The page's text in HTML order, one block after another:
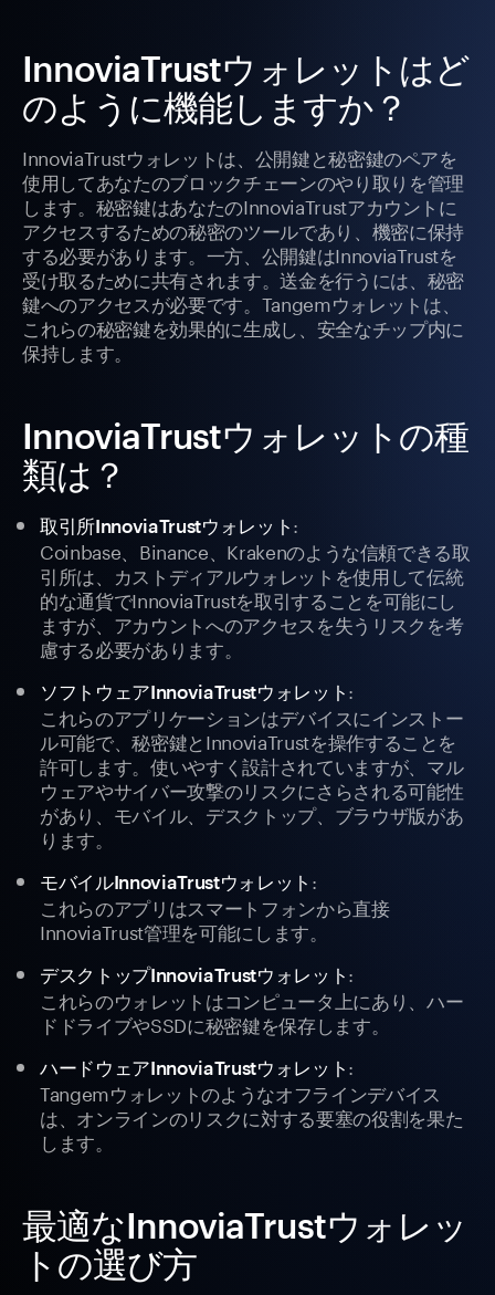
InnoviaTrustウォレットはど
のように機能しますか？
InnoviaTrustウォレットは、公開鍵と秘密鍵のペアを
使用してあなたのブロックチェーンのやり取りを管理
します。秘密鍵はあなたのInnoviaTrustアカウントに
アクセスするための秘密のツールであり、機密に保持
する必要があります。一方、公開鍵はInnoviaTrustを
受け取るために共有されます。送金を行うには、秘密
鍵へのアクセスが必要です。Tangemウォレットは、
これらの秘密鍵を効果的に生成し、安全なチップ内に
保持します。
InnoviaTrustウォレットの種
類は？
取引所InnoviaTrustウォレット :
Coinbase、Binance、Krakenのような信頼できる取
引所は、カストディアルウォレットを使用して伝統
的な通貨でInnoviaTrustを取引することを可能にし
ますが、アカウントへのアクセスを失うリスクを考
慮する必要があります。
ソフトウェアInnoviaTrustウォレット :
これらのアプリケーションはデバイスにインストー
ル可能で、秘密鍵とInnoviaTrustを操作することを
許可します。使いやすく設計されていますが、マル
ウェアやサイバー攻撃のリスクにさらされる可能性
があり、モバイル、デスクトップ、ブラウザ版があ
ります。
モバイルInnoviaTrustウォレット :
これらのアプリはスマートフォンから直接
InnoviaTrust管理を可能にします。
デスクトップInnoviaTrustウォレット :
これらのウォレットはコンピュータ上にあり、ハー
ドドライブやSSDに秘密鍵を保存します。
ハードウェアInnoviaTrustウォレット :
Tangemウォレットのようなオフラインデバイス
は、オンラインのリスクに対する要塞の役割を果た
します。
最適なInnoviaTrustウォレッ
トの選び方